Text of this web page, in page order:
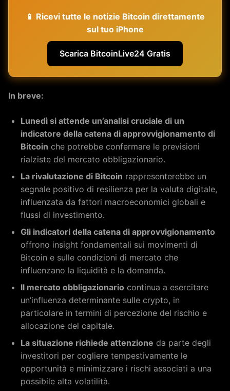
📱 Ricevi tutte le notizie Bitcoin direttamente
sul tuo iPhone
Scarica BitcoinLive24 Gratis
In breve:
Lunedì si attende un’analisi cruciale di un
indicatore della catena di approvvigionamento di
Bitcoin che potrebbe confermare le previsioni
rialziste del mercato obbligazionario.
La rivalutazione di Bitcoin rappresenterebbe un
segnale positivo di resilienza per la valuta digitale,
influenzata da fattori macroeconomici globali e
flussi di investimento.
Gli indicatori della catena di approvvigionamento
offrono insight fondamentali sui movimenti di
Bitcoin e sulle condizioni di mercato che
influenzano la liquidità e la domanda.
Il mercato obbligazionario continua a esercitare
un’influenza determinante sulle crypto, in
particolare in termini di percezione del rischio e
allocazione del capitale.
La situazione richiede attenzione da parte degli
investitori per cogliere tempestivamente le
opportunità e minimizzare i rischi associati a una
possibile alta volatilità.